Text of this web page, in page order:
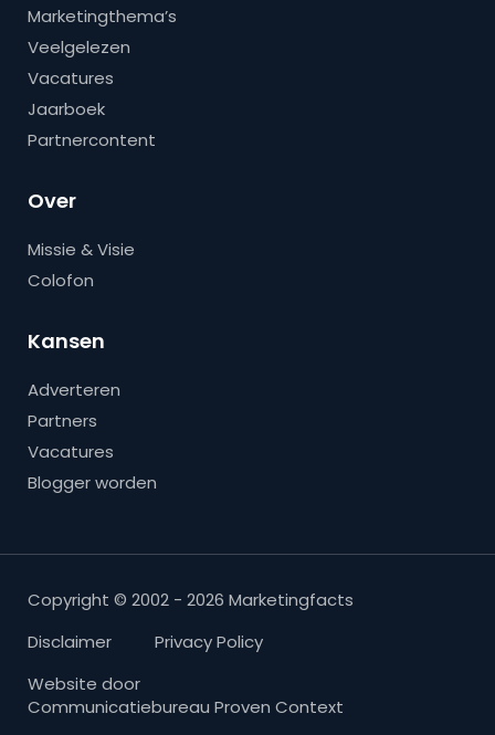
Marketingthema’s
Veelgelezen
Vacatures
Jaarboek
Partnercontent
Over
Missie & Visie
Colofon
Kansen
Adverteren
Partners
Vacatures
Blogger worden
Copyright © 2002 - 2026 Marketingfacts
Disclaimer
Privacy Policy
Website door
Communicatiebureau Proven Context